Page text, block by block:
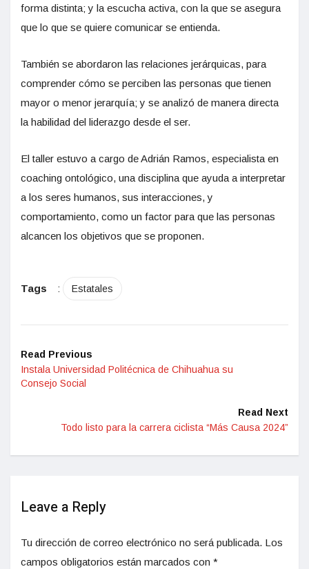
forma distinta; y la escucha activa, con la que se asegura
que lo que se quiere comunicar se entienda.
También se abordaron las relaciones jerárquicas, para
comprender cómo se perciben las personas que tienen
mayor o menor jerarquía; y se analizó de manera directa
la habilidad del liderazgo desde el ser.
El taller estuvo a cargo de Adrián Ramos, especialista en
coaching ontológico, una disciplina que ayuda a interpretar
a los seres humanos, sus interacciones, y
comportamiento, como un factor para que las personas
alcancen los objetivos que se proponen.
Tags : Estatales
Read Previous
Instala Universidad Politécnica de Chihuahua su
Consejo Social
Read Next
Todo listo para la carrera ciclista “Más Causa 2024”
Leave a Reply
Tu dirección de correo electrónico no será publicada. Los
campos obligatorios están marcados con *